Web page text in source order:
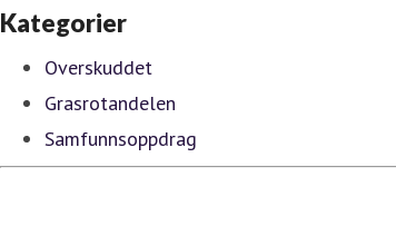
Kategorier
Overskuddet
Grasrotandelen
Samfunnsoppdrag